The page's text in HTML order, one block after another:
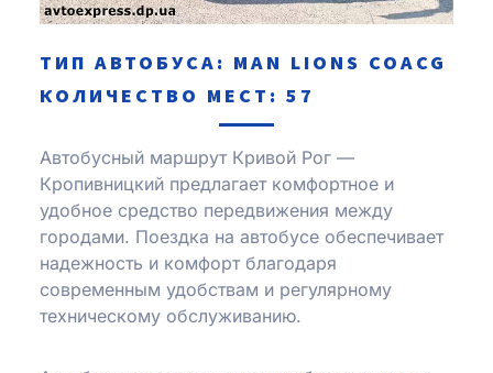
ТИП АВТОБУСА: MAN LIONS COACG
КОЛИЧЕСТВО МЕСТ: 57
Автобусный маршрут Кривой Рог —
Кропивницкий предлагает комфортное и
удобное средство передвижения между
городами. Поездка на автобусе обеспечивает
надежность и комфорт благодаря
современным удобствам и регулярному
техническому обслуживанию.